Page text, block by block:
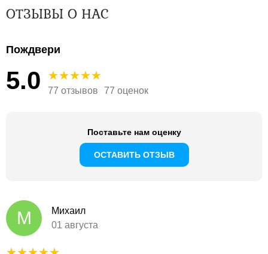
ОТЗЫВЫ О НАС
Пождвери
5.0 77 отзывов 77 оценок
Поставьте нам оценку
ОСТАВИТЬ ОТЗЫВ
М
Михаил
01 августа